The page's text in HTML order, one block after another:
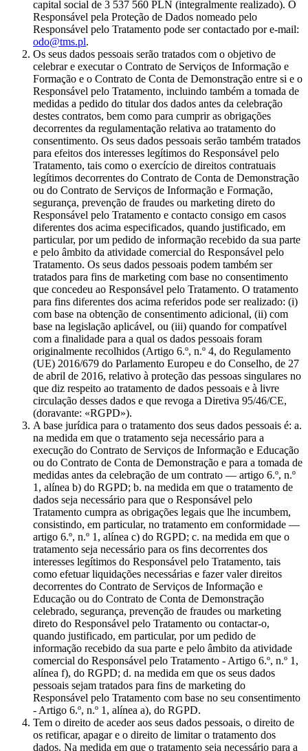
capital social de 3 537 560 PLN (integralmente realizado). O
Responsável pela Proteção de Dados nomeado pelo
Responsável pelo Tratamento pode ser contactado por e-mail:
odo@tms.pl.
Os seus dados pessoais serão tratados com o objetivo de
celebrar e executar o Contrato de Serviços de Informação e
Formação e o Contrato de Conta de Demonstração entre si e o
Responsável pelo Tratamento, incluindo também a tomada de
medidas a pedido do titular dos dados antes da celebração
destes contratos, bem como para cumprir as obrigações
decorrentes da regulamentação relativa ao tratamento do
consentimento. Os seus dados pessoais serão também tratados
para efeitos dos interesses legítimos do Responsável pelo
Tratamento, tais como o exercício de direitos contratuais
legítimos decorrentes do Contrato de Conta de Demonstração
ou do Contrato de Serviços de Informação e Formação,
segurança, prevenção de fraudes ou marketing direto do
Responsável pelo Tratamento e contacto consigo em casos
diferentes dos acima especificados, quando justificado, em
particular, por um pedido de informação recebido da sua parte
e pelo âmbito da atividade comercial do Responsável pelo
Tratamento. Os seus dados pessoais podem também ser
tratados para fins de marketing com base no consentimento
que concedeu ao Responsável pelo Tratamento. O tratamento
para fins diferentes dos acima referidos pode ser realizado: (i)
com base na obtenção de consentimento adicional, (ii) com
base na legislação aplicável, ou (iii) quando for compatível
com a finalidade para a qual os dados pessoais foram
originalmente recolhidos (Artigo 6.º, n.º 4, do Regulamento
(UE) 2016/679 do Parlamento Europeu e do Conselho, de 27
de abril de 2016, relativo à proteção das pessoas singulares no
que diz respeito ao tratamento de dados pessoais e à livre
circulação desses dados e que revoga a Diretiva 95/46/CE,
(doravante: «RGPD»).
A base jurídica para o tratamento dos seus dados pessoais é: a.
na medida em que o tratamento seja necessário para a
execução do Contrato de Serviços de Informação e Educação
ou do Contrato de Conta de Demonstração e para a tomada de
medidas antes da celebração de um contrato — artigo 6.º, n.º
1, alínea b) do RGPD; b. na medida em que o tratamento de
dados seja necessário para que o Responsável pelo
Tratamento cumpra as obrigações legais que lhe incumbem,
consistindo, em particular, no tratamento em conformidade —
artigo 6.º, n.º 1, alínea c) do RGPD; c. na medida em que o
tratamento seja necessário para os fins decorrentes dos
interesses legítimos do Responsável pelo Tratamento, tais
como efetuar liquidações necessárias e fazer valer direitos
decorrentes do Contrato de Serviços de Informação e
Educação ou do Contrato de Conta de Demonstração
celebrado, segurança, prevenção de fraudes ou marketing
direto do Responsável pelo Tratamento ou contactar-o,
quando justificado, em particular, por um pedido de
informação recebido da sua parte e pelo âmbito da atividade
comercial do Responsável pelo Tratamento - Artigo 6.º, n.º 1,
alínea f), do RGPD; d. na medida em que os seus dados
pessoais sejam tratados para fins de marketing do
Responsável pelo Tratamento com base no seu consentimento
- Artigo 6.º, n.º 1, alínea a), do RGPD.
Tem o direito de aceder aos seus dados pessoais, o direito de
os retificar, apagar e o direito de limitar o tratamento dos
dados. Na medida em que o tratamento seja necessário para a